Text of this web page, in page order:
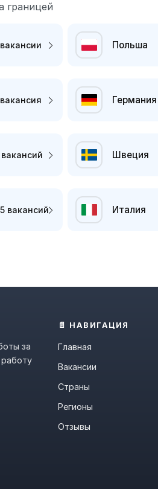
границей
Польша
Германия
Швеция
5 вакансий Италия
за
📄 НАВИГАЦИЯ
Главная
Вакансии
Страны
Регионы
Отзывы